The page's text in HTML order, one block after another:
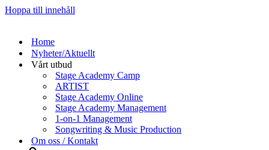
Hoppa till innehåll
Home
Nyheter/Aktuellt
Vårt utbud
Stage Academy Camp
ARTIST
Stage Academy Online
Stage Academy Management
1-on-1 Management
Songwriting & Music Production
Om oss / Kontakt